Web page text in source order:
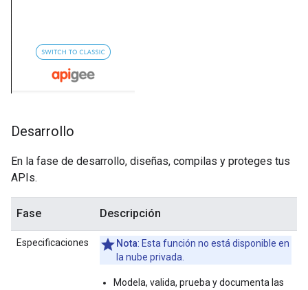
Desarrollo
En la fase de desarrollo, diseñas, compilas y proteges tus
APIs.
Fase Descripción
Especificaciones Nota: Esta función no está disponible en
la nube privada.
Modela, valida, prueba y documenta las